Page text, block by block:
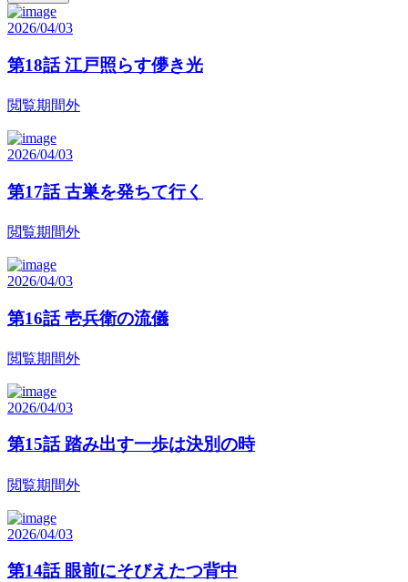
2026/04/03
第18話 江戸照らす儚き光
閲覧期間外
2026/04/03
第17話 古巣を発ちて行く
閲覧期間外
2026/04/03
第16話 壱兵衛の流儀
閲覧期間外
2026/04/03
第15話 踏み出す一歩は決別の時
閲覧期間外
2026/04/03
第14話 眼前にそびえたつ背中